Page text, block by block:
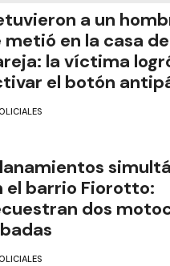
a un
metió en la casa
la víctima
el botón
el barrio Fiorotto:
dos